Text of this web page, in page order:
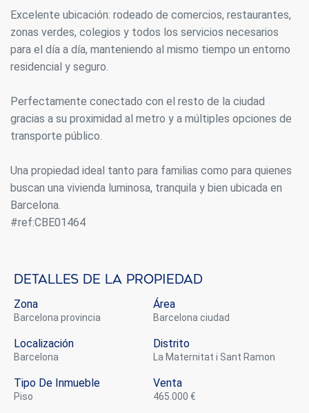
Excelente ubicación: rodeado de comercios, restaurantes,
zonas verdes, colegios y todos los servicios necesarios
para el día a día, manteniendo al mismo tiempo un entorno
residencial y seguro.
Perfectamente conectado con el resto de la ciudad
gracias a su proximidad al metro y a múltiples opciones de
transporte público.
Una propiedad ideal tanto para familias como para quienes
buscan una vivienda luminosa, tranquila y bien ubicada en
Barcelona.
#ref:CBE01464
Detalles de la propiedad
Zona
Barcelona provincia
Área
Barcelona ciudad
Localización
Barcelona
Distrito
La Maternitat i Sant Ramon
Tipo De Inmueble
piso
Venta
465.000 €
Este sitio web utiliza Cookies propias para recopilar
información con la finalidad de mejorar nuestros servicios.
instalación de las mismas. El usuario tiene la posibilidad
de configurar su navegador pudiendo, si así lo desea,
deberá tener en cuenta que dicha acción podrá ocasionar
dificultades de navegación de la página web.